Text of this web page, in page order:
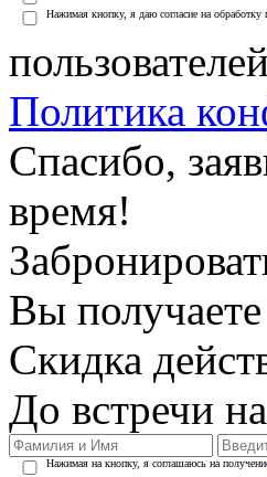
Нажимая кнопку, я даю согласие на обработку
Политика
Спасибо,
время!
Вы
Скидка
До встречи
Нажимая на кнопку, я соглашаюсь на